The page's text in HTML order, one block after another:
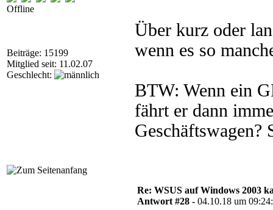
Offline
Beiträge: 15199
Mitglied seit: 11.02.07
Geschlecht:
Über kurz oder
wenn es so
BTW: Wenn ein
fährt er dann
Geschäftswagen?
Re: WSUS auf Windows 2003
Antwort #28 - 04.10.18 um